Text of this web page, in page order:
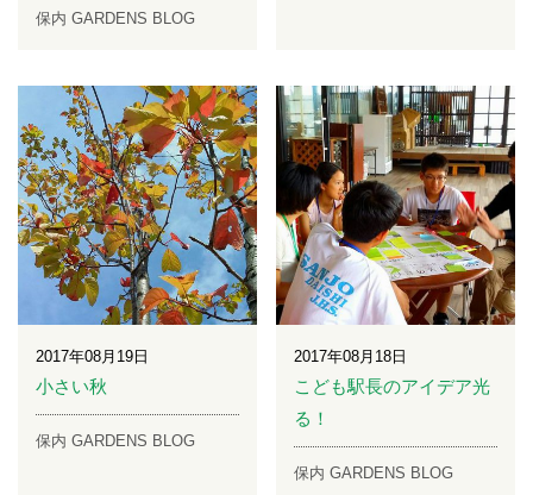
保内 GARDENS BLOG
2017年08月19日
小さい秋
保内 GARDENS BLOG
2017年08月18日
こども駅長のアイデア光
る！
保内 GARDENS BLOG